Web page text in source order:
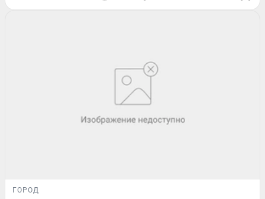
ГОРОД